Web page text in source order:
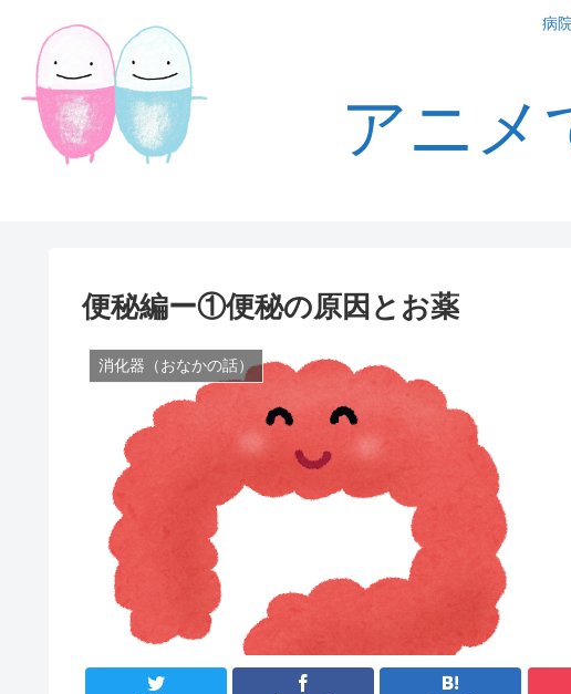
病
アニメ
便秘編ー①便秘の原因とお薬
消化器（おなかの話）